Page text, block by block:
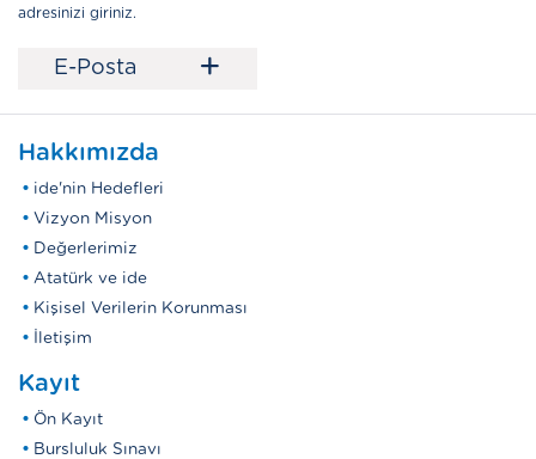
adresinizi giriniz.
E-Posta +
Hakkımızda
ide'nin Hedefleri
Vizyon Misyon
Değerlerimiz
Atatürk ve ide
Kişisel Verilerin Korunması
İletişim
Kayıt
Ön Kayıt
Bursluluk Sınavı